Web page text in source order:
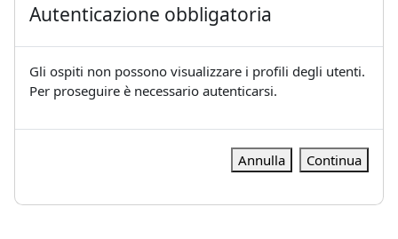
Autenticazione obbligatoria
Gli ospiti non possono visualizzare i profili degli utenti.
Per proseguire è necessario autenticarsi.
Annulla Continua